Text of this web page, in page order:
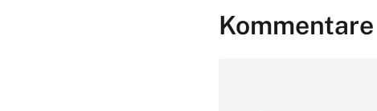
Kommentare